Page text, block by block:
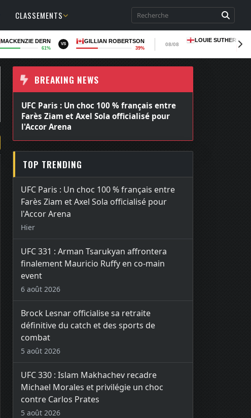
CLASSEMENTS
MACKENZIE DERN
61%
VS GILLIAN ROBERTSON
39%
08/08
LOUIE
LOSS
BREAKING NEWS
UFC Paris : Un choc 100 % français entre
Farès Ziam et Axel Sola officialisé pour
l'Accor Arena
TOP TRENDING
UFC Paris : Un choc 100 % français entre
Farès Ziam et Axel Sola officialisé pour
l'Accor Arena
Hier
UFC 331 : Arman Tsarukyan affrontera
finalement Mauricio Ruffy en co-main
event
6 août 2026
Brock Lesnar officialise sa retraite
définitive du catch et des sports de
combat
5 août 2026
UFC 330 : Islam Makhachev recadre
Michael Morales et privilégie un choc
contre Carlos Prates
5 août 2026